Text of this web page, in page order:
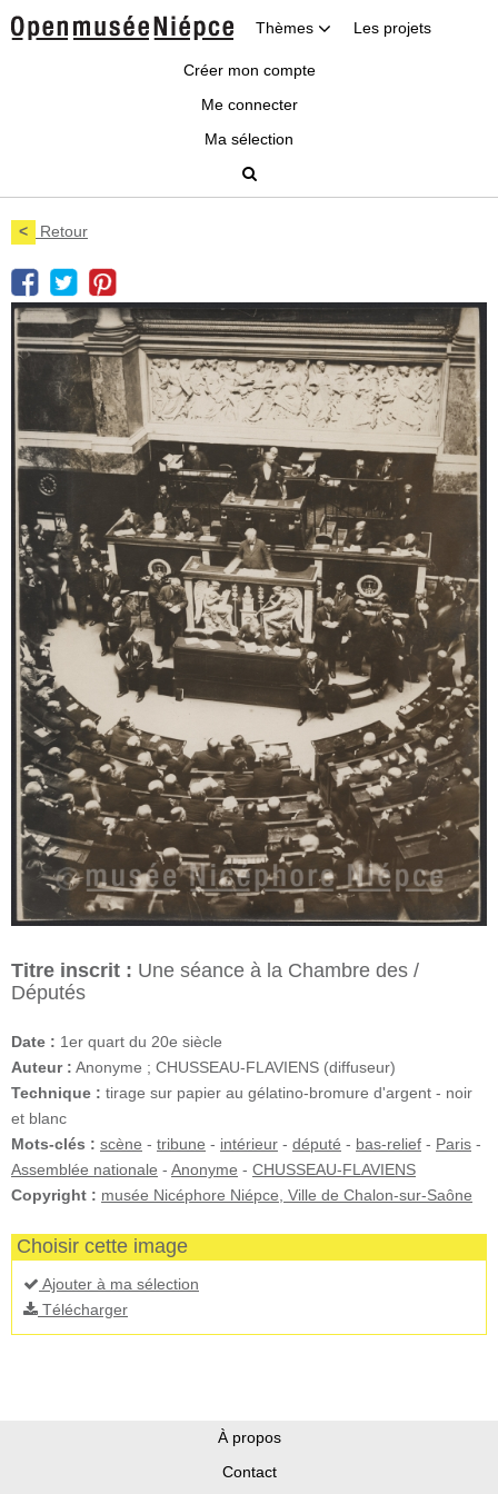
Thèmes Les projets
Créer mon compte
Me connecter
Ma sélection
< Retour
Titre inscrit : Une séance à la Chambre des /
Députés
Date : 1er quart du 20e siècle
Auteur : Anonyme ; CHUSSEAU-FLAVIENS (diffuseur)
Technique : tirage sur papier au gélatino-bromure d'argent - noir
et blanc
Mots-clés : scène - tribune - intérieur - député - bas-relief - Paris -
Assemblée nationale - Anonyme - CHUSSEAU-FLAVIENS
Copyright : musée Nicéphore Niépce, Ville de Chalon-sur-Saône
Choisir cette image
Ajouter à ma sélection
Télécharger
À propos
Contact